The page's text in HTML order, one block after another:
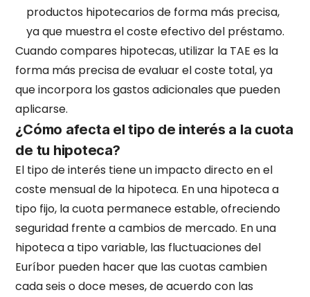
productos hipotecarios de forma más precisa,
ya que muestra el coste efectivo del préstamo.
Cuando compares hipotecas, utilizar la TAE es la
forma más precisa de evaluar el coste total, ya
que incorpora los gastos adicionales que pueden
aplicarse.
¿Cómo afecta el tipo de interés a la cuota
de tu hipoteca?
El tipo de interés tiene un impacto directo en el
coste mensual de la hipoteca. En una hipoteca a
tipo fijo, la cuota permanece estable, ofreciendo
seguridad frente a cambios de mercado. En una
hipoteca a tipo variable, las fluctuaciones del
Euríbor pueden hacer que las cuotas cambien
cada seis o doce meses, de acuerdo con las